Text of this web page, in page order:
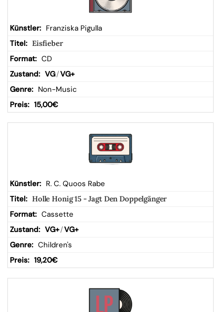
Franziska Pigulla
Eisfieber
CD
VG/VG+
Non-Music
15,00€
R. C. Quoos Rabe
Holle Honig 15 - Jagt Den Doppelgänger
Cassette
VG+/VG+
Children's
19,20€